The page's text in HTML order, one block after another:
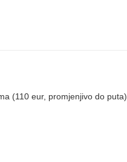
(110 eur, promjenjivo do puta)